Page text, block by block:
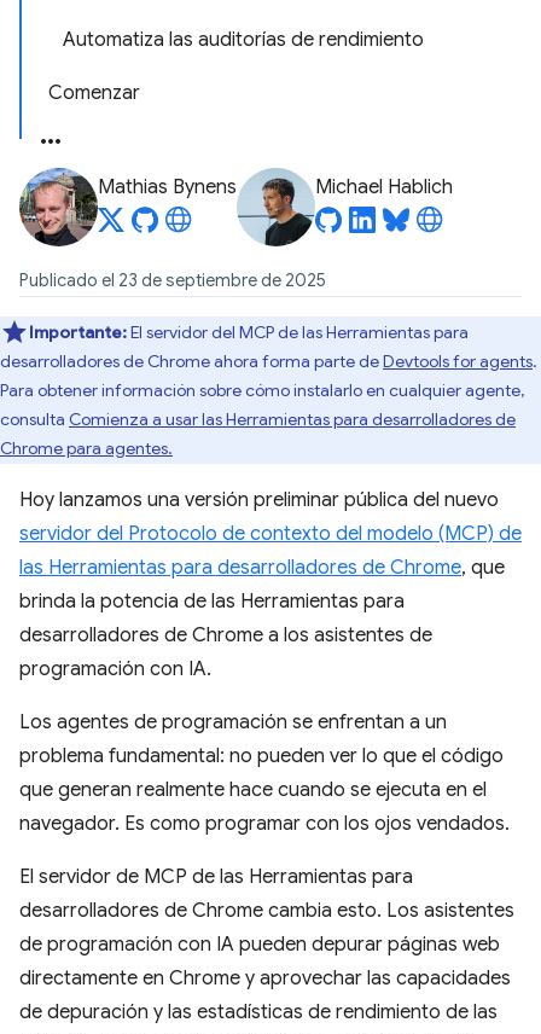
Automatiza las auditorías de rendimiento
Comenzar
Mathias Bynens Michael Hablich
Publicado el 23 de septiembre de 2025
Importante:El servidor del MCP de las Herramientas para
desarrolladores de Chrome ahora forma parte deDevtools for agents.
Para obtener información sobre cómo instalarlo en cualquier agente,
consulta Comienza a usar las Herramientas para desarrolladores de
Chrome para agentes.
Hoy lanzamos una versión preliminar pública del nuevo
servidor del Protocolo de contexto del modelo (MCP) de
las Herramientas para desarrolladores de Chrome, que
brinda la potencia de las Herramientas para
desarrolladores de Chrome a los asistentes de
programación con IA.
Los agentes de programación se enfrentan a un
problema fundamental: no pueden ver lo que el código
que generan realmente hace cuando se ejecuta en el
navegador. Es como programar con los ojos vendados.
El servidor de MCP de las Herramientas para
desarrolladores de Chrome cambia esto. Los asistentes
de programación con IA pueden depurar páginas web
directamente en Chrome y aprovechar las capacidades
de depuración y las estadísticas de rendimiento de las